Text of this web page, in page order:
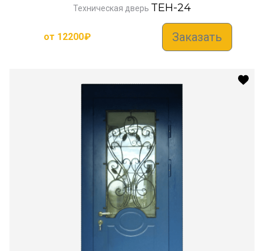
Техническая дверь TEH-24
от 12200₽ Заказать